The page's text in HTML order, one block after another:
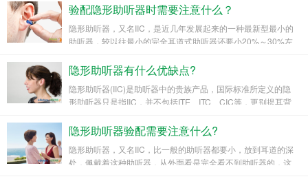
么，隐形助听器又适合于哪些听损人群呢?
验配隐形助听器时需要注意什么？
隐形助听器，又名IIC，是近几年发展起来的一种最新型最小的
助听器，较以往最小的完全耳道式助听器还要小20%～30%左
隐形助听器有什么优缺点?
隐形助听器(IIC)是助听器中的贵族产品，国际标准所定义的隐
形助听器只是指IIC，并不包括ITE、ITC、CIC等，更别提耳背
隐形助听器验配需要注意什么?
隐形助听器，又名IIC，比一般的助听器都要小，放到耳道的深
处，佩戴着这种助听器，从外面看是完全看不到助听器的，这